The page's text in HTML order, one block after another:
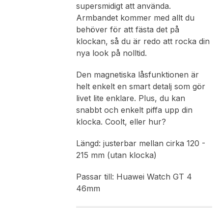
supersmidigt att använda.
Armbandet kommer med allt du
behöver för att fästa det på
klockan, så du är redo att rocka din
nya look på nolltid.
Den magnetiska låsfunktionen är
helt enkelt en smart detalj som gör
livet lite enklare. Plus, du kan
snabbt och enkelt piffa upp din
klocka. Coolt, eller hur?
Längd: justerbar mellan cirka 120 -
215 mm (utan klocka)
Passar till: Huawei Watch GT 4
46mm